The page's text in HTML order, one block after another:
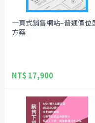
一頁式銷售網站–普通價位
方案
NT$ 17,900